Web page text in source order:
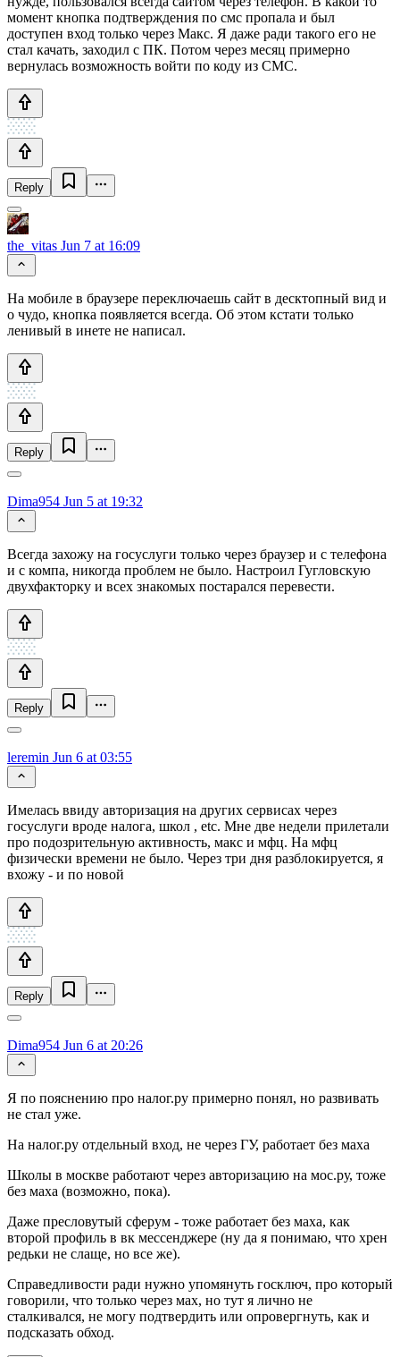
момент кнопка подтверждения по смс пропала и был
доступен вход только через Макс. Я даже ради такого его не
стал качать, заходил с ПК. Потом через месяц примерно
вернулась возможность войти по коду из СМС.
Reply
the_vitas Jun 7 at 16:09
На мобиле в браузере переключаешь сайт в десктопный вид и
о чудо, кнопка появляется всегда. Об этом кстати только
ленивый в инете не написал.
Reply
Dima954 Jun 5 at 19:32
Всегда захожу на госуслуги только через браузер и с телефона
и с компа, никогда проблем не было. Настроил Гугловскую
двухфакторку и всех знакомых постарался перевести.
Reply
leremin Jun 6 at 03:55
Имелась ввиду авторизация на других сервисах через
госуслуги вроде налога, школ , etc. Мне две недели прилетали
про подозрительную активность, макс и мфц. На мфц
физически времени не было. Через три дня разблокируется, я
вхожу - и по новой
Reply
Dima954 Jun 6 at 20:26
Я по пояснению про налог.ру примерно понял, но развивать
не стал уже.
На налог.ру отдельный вход, не через ГУ, работает без маха
Школы в москве работают через авторизацию на мос.ру, тоже
без маха (возможно, пока).
Даже пресловутый сферум - тоже работает без маха, как
второй профиль в вк мессенджере (ну да я понимаю, что хрен
редьки не слаще, но все же).
Справедливости ради нужно упомянуть госключ, про который
говорили, что только через мах, но тут я лично не
сталкивался, не могу подтвердить или опровергнуть, как и
подсказать обход.